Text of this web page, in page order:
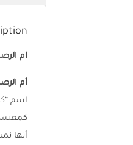
ام
أم
اسم
أنها